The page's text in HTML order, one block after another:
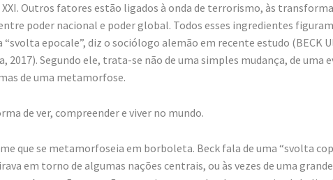
XXI. Outros fatores estão ligados à onda de terrorismo, às
poder nacional e poder global. Todos esses ingredientes
“svolta epocale”, diz o sociólogo alemão em recente estudo (BECK
Segundo ele, trata-se não de uma simples mudança, de uma
de uma metamorfose.
de ver, compreender e viver no mundo.
que se metamorfoseia em borboleta. Beck fala de uma “svolta
em torno de algumas nações centrais, ou às vezes de uma